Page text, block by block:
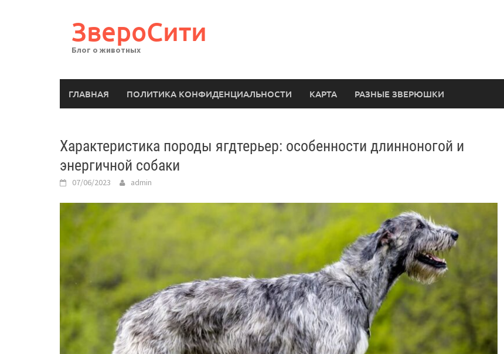
ЗвероСити
Блог о животных
ГЛАВНАЯ ПОЛИТИКА КОНФИДЕНЦИАЛЬНОСТИ КАРТА РАЗНЫЕ ЗВЕРЮШКИ
Характеристика породы ягдтерьер: особенности длинноногой и
энергичной собаки
07/06/2023 admin